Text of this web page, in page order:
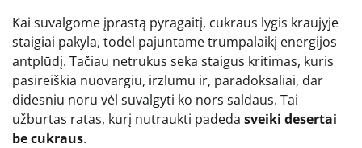
Kai suvalgome įprastą pyragaitį, cukraus lygis kraujyje
staigiai pakyla, todėl pajuntame trumpalaikį energijos
antplūdį. Tačiau netrukus seka staigus kritimas, kuris
pasireiškia nuovargiu, irzlumu ir, paradoksaliai, dar
didesniu noru vėl suvalgyti ko nors saldaus. Tai
užburtas ratas, kurį nutraukti padeda sveiki desertai
be cukraus.